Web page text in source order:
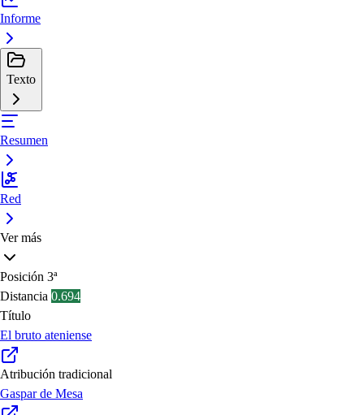
Informe
Texto
Resumen
Red
Ver más
Posición 3ª
Distancia 0.694
Título
El bruto ateniense
Atribución tradicional
Gaspar de Mesa